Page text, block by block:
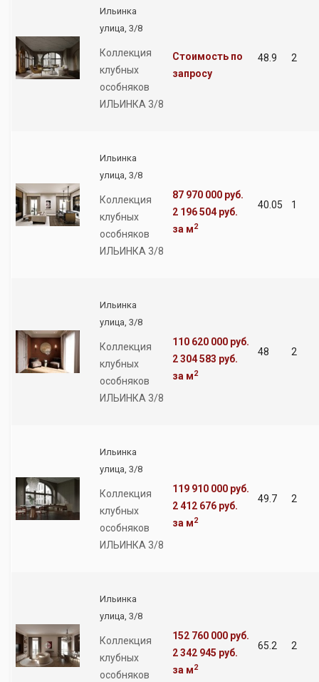
Ильинка
улица, 3/8
Коллекция
клубных
особняков
ИЛЬИНКА 3/8
Стоимость по
запросу
48.9 2
Ильинка
улица, 3/8
Коллекция
клубных
особняков
ИЛЬИНКА 3/8
87 970 000 руб.
2 196 504 руб.
за м2
40.05 1
Ильинка
улица, 3/8
Коллекция
клубных
особняков
ИЛЬИНКА 3/8
110 620 000 руб.
2 304 583 руб.
за м2
48 2
Ильинка
улица, 3/8
Коллекция
клубных
особняков
ИЛЬИНКА 3/8
119 910 000 руб.
2 412 676 руб.
за м2
49.7 2
Ильинка
улица, 3/8
Коллекция
клубных
особняков
152 760 000 руб.
2 342 945 руб.
за м2
65.2 2